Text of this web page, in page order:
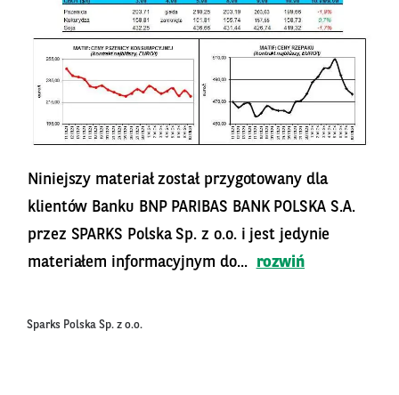
Niniejszy materiał został przygotowany dla
klientów Banku BNP PARIBAS BANK POLSKA S.A.
przez SPARKS Polska Sp. z o.o. i jest jedynie
materiałem informacyjnym do...
rozwiń
Sparks Polska Sp. z o.o.